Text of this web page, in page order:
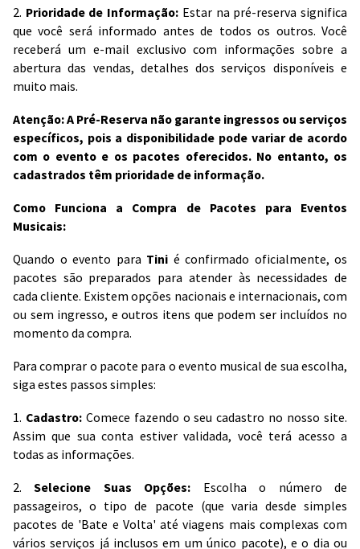
2. Prioridade de Informação: Estar na pré-reserva significa
que você será informado antes de todos os outros. Você
receberá um e-mail exclusivo com informações sobre a
abertura das vendas, detalhes dos serviços disponíveis e
muito mais.
Atenção: A Pré-Reserva não garante ingressos ou serviços
específicos, pois a disponibilidade pode variar de acordo
com o evento e os pacotes oferecidos. No entanto, os
cadastrados têm prioridade de informação.
Como Funciona a Compra de Pacotes para Eventos
Musicais:
Quando o evento para Tini é confirmado oficialmente, os
pacotes são preparados para atender às necessidades de
cada cliente. Existem opções nacionais e internacionais, com
ou sem ingresso, e outros itens que podem ser incluídos no
momento da compra.
Para comprar o pacote para o evento musical de sua escolha,
siga estes passos simples:
1. Cadastro:Comece fazendo o seu cadastro no nosso site.
Assim que sua conta estiver validada, você terá acesso a
todas as informações.
2.Selecione Suas Opções: Escolha o número de
passageiros, o tipo de pacote (que varia desde simples
pacotes de 'Bate e Volta' até viagens mais complexas com
vários serviços já inclusos em um único pacote), e o dia ou